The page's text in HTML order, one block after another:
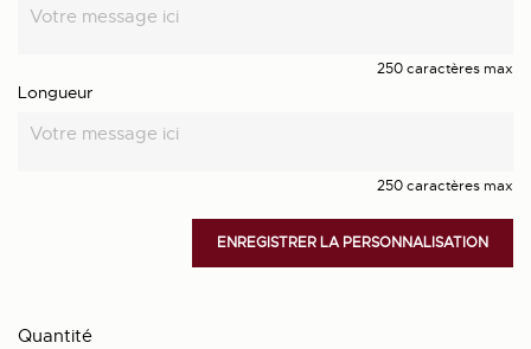
250 caractères max
Longueur
250 caractères max
ENREGISTRER LA PERSONNALISATION
Quantité